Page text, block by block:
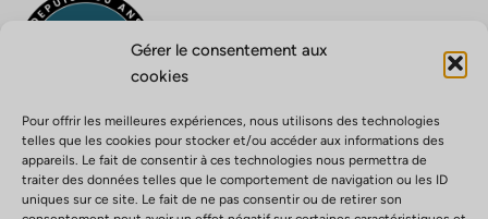
Gérer le consentement aux
cookies
Pour offrir les meilleures expériences, nous utilisons des technologies
telles que les cookies pour stocker et/ou accéder aux informations des
appareils. Le fait de consentir à ces technologies nous permettra de
traiter des données telles que le comportement de navigation ou les ID
uniques sur ce site. Le fait de ne pas consentir ou de retirer son
Opérateur de voyage ATOUT FRANCE n° IM971100004 –